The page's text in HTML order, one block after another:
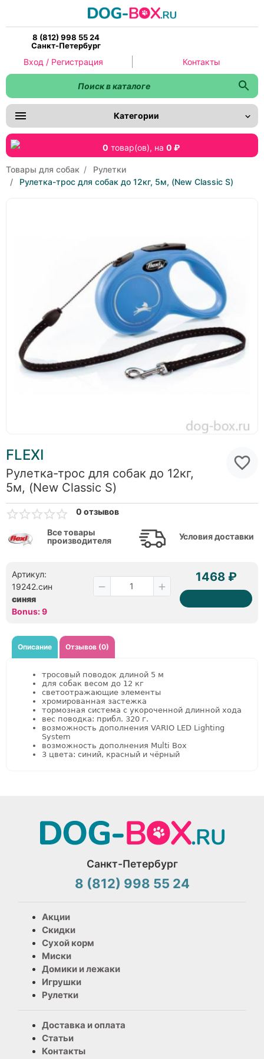
8 (812) 998 55 24
Санкт-Петербург
0 товар(ов), на 0 ₽
Категории
Вход / Регистрация Контакты
Товары для собак
Рулетки
Рулетка-трос для собак до 12кг, 5м, (New Classic S)
FLEXI
Рулетка-трос для собак до 12кг,
5м, (New Classic S)
0 отзывов
Все товары
производителя
Условия доставки
Артикул:
19242.син
синяя
Bonus: 9
1468 ₽
Описание Отзывов (0)
тросовый поводок длиной 5 м
для собак весом до 12 кг
светоотражающие элементы
хромированная застежка
тормозная система с укороченной длинной хода
вес поводка: прибл. 320 г.
возможность дополнения VARIO LED Lighting
System
возможность дополнения Multi Box
3 цветa: синий, красный и чёрный
Санкт-Петербург
8 (812) 998 55 24
Акции
Скидки
Сухой корм
Миски
Домики и лежаки
Игрушки
Рулетки
Доставка и оплата
Статьи
Контакты